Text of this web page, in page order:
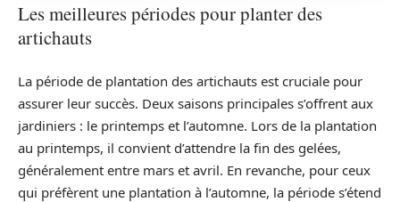
Les meilleures périodes pour planter des
artichauts
La période de plantation des artichauts est cruciale pour
assurer leur succès. Deux saisons principales s’offrent aux
jardiniers : le printemps et l’automne. Lors de la plantation
au printemps, il convient d’attendre la fin des gelées,
généralement entre mars et avril. En revanche, pour ceux
qui préfèrent une plantation à l’automne, la période s’étend